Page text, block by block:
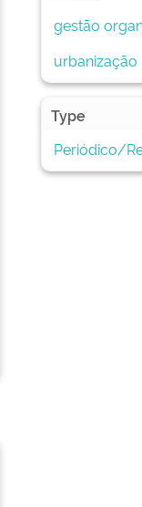
gestão
urbanização
Type
Periódico/